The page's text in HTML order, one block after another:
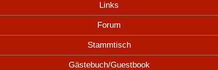
Links
Forum
Stammtisch
Gästebuch/Guestbook